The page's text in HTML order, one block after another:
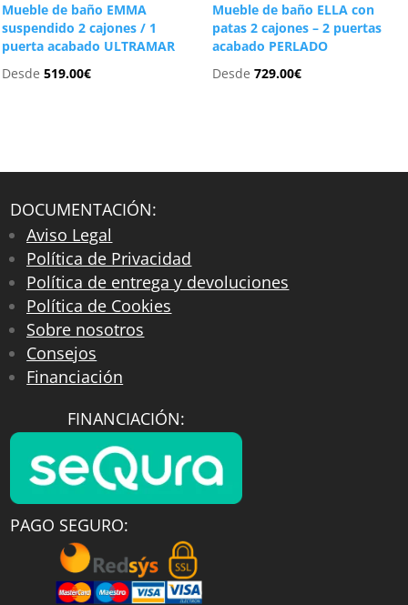
Mueble de baño EMMA
suspendido 2 cajones / 1
puerta acabado ULTRAMAR
Desde519.00€
Mueble de baño ELLA con
patas 2 cajones – 2 puertas
acabado PERLADO
Desde 729.00€
DOCUMENTACIÓN:
Aviso Legal
Política de Privacidad
Política de entrega y devoluciones
Política de Cookies
Sobre nosotros
Consejos
Financiación
FINANCIACIÓN:
PAGO SEGURO: